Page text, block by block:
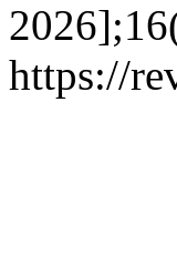
https://